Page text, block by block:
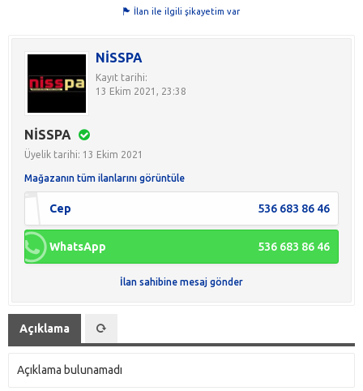
İlan ile ilgili şikayetim var
NİSSPA
Kayıt tarihi:
13 Ekim 2021, 23:38
NİSSPA
Üyelik tarihi: 13 Ekim 2021
Mağazanın tüm ilanlarını görüntüle
Cep 536 683 86 46
WhatsApp 536 683 86 46
İlan sahibine mesaj gönder
Açıklama
Açıklama bulunamadı